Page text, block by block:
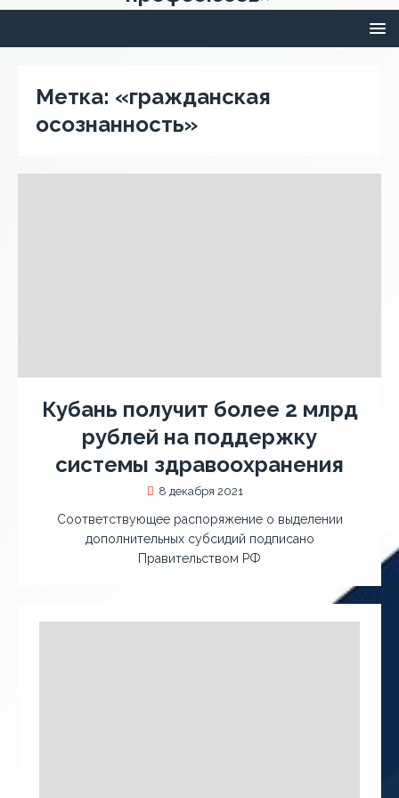
Метка: «гражданская
осознанность»
Кубань получит более 2 млрд
рублей на поддержку
системы здравоохранения
8 декабря 2021
Соответствующее распоряжение о выделении
дополнительных субсидий подписано
Правительством РФ